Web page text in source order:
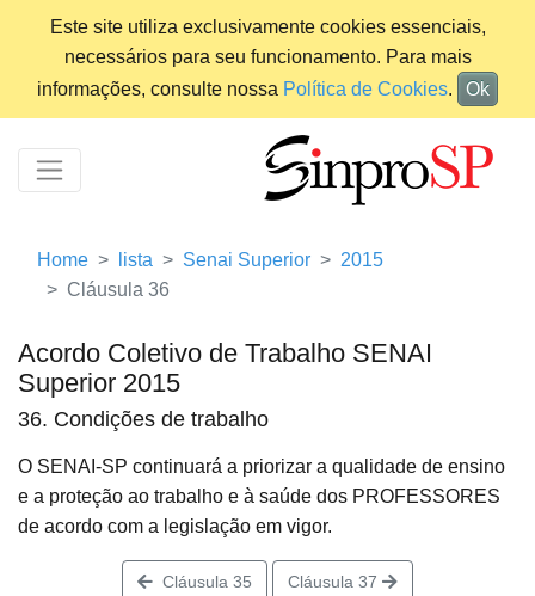
Este site utiliza exclusivamente cookies essenciais,
necessários para seu funcionamento. Para mais
informações, consulte nossa Política de Cookies. Ok
Home lista Senai Superior
2015
Cláusula 36
Acordo Coletivo de Trabalho SENAI
Superior 2015
36. Condições de trabalho
O SENAI-SP continuará a priorizar a qualidade de ensino
e a proteção ao trabalho e à saúde dos PROFESSORES
de acordo com a legislação em vigor.
Cláusula 35 Cláusula 37